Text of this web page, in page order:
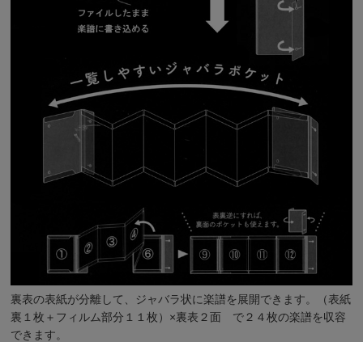
裏表の表紙が分離して、ジャバラ状に楽譜を展開できます。（表紙
裏１枚＋フィルム部分１１枚）×裏表２面 で２４枚の楽譜を収容
できます。